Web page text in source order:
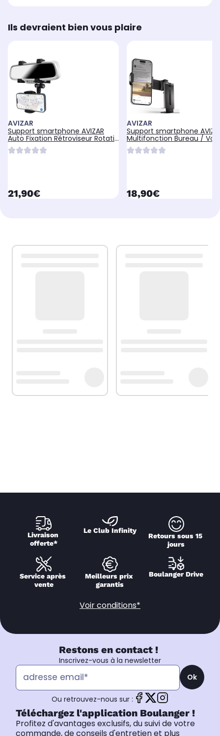
Ils devraient bien vous plaire
AVIZAR
Support smartphone AVIZAR
Auto Fixation Rétroviseur Rotatif
360°
currentPrice
21,90€
AVIZAR
Support smartphone
Multifonction Bureau /
Train
currentPrice
18,90€
Livraison
offerte*
Le Club Infinity
Retours sous 15
jours
Service après
vente
Meilleurs prix
garantis
Boulanger Drive
Voir conditions*
Restons en contact !
Inscrivez-vous à la newsletter
Ok
Ou retrouvez-nous sur :
Téléchargez l'application Boulanger !
Profitez d'avantages exclusifs, du suivi de votre
commande, de conseils d'entretien et plus